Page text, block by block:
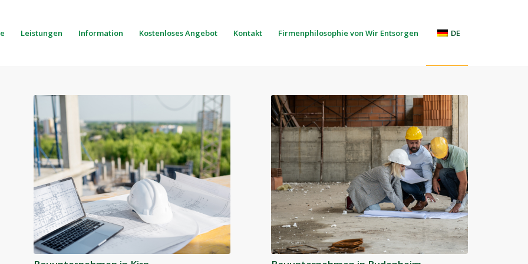
Leistungen Information Kostenloses Angebot Kontakt Firmenphilosophie von Wir Entsorgen DE